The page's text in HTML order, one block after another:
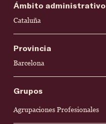
Ámbito administrativo
Cataluña
Provincia
Barcelona
Grupos
Agrupaciones Profesionales